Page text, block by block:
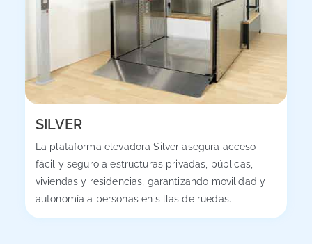
SILVER
La plataforma elevadora Silver asegura acceso
fácil y seguro a estructuras privadas, públicas,
viviendas y residencias, garantizando movilidad y
autonomía a personas en sillas de ruedas.